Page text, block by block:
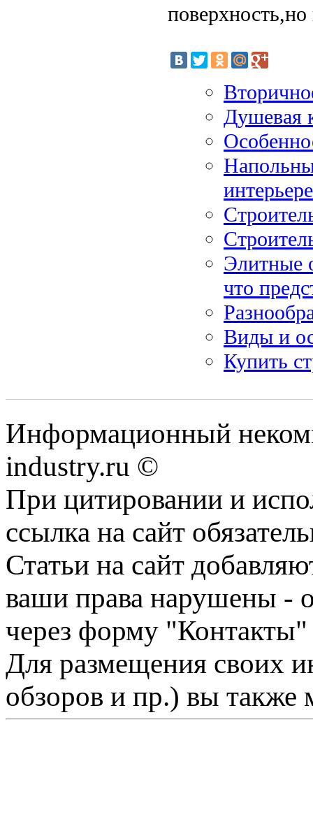
Душевая
интерьере
Элитные
что
Виды и
Купить
Информационный
industry.ru ©
При цитировании и
ссылка на сайт
Статьи на сайт
ваши права нарушены -
через форму "Контакты"
Для размещения своих
обзоров и пр.) вы также